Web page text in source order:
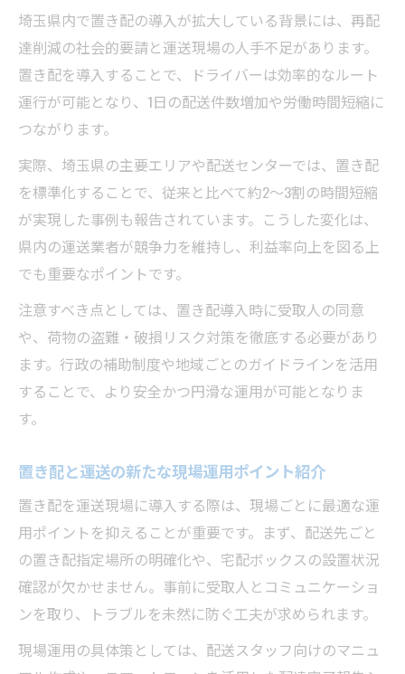
埼玉県内で置き配の導入が拡大している背景には、再配
達削減の社会的要請と運送現場の人手不足があります。
置き配を導入することで、ドライバーは効率的なルート
運行が可能となり、1日の配送件数増加や労働時間短縮に
つながります。
実際、埼玉県の主要エリアや配送センターでは、置き配
を標準化することで、従来と比べて約2～3割の時間短縮
が実現した事例も報告されています。こうした変化は、
県内の運送業者が競争力を維持し、利益率向上を図る上
でも重要なポイントです。
注意すべき点としては、置き配導入時に受取人の同意
や、荷物の盗難・破損リスク対策を徹底する必要があり
ます。行政の補助制度や地域ごとのガイドラインを活用
することで、より安全かつ円滑な運用が可能となりま
す。
置き配と運送の新たな現場運用ポイント紹介
置き配を運送現場に導入する際は、現場ごとに最適な運
用ポイントを抑えることが重要です。まず、配送先ごと
の置き配指定場所の明確化や、宅配ボックスの設置状況
確認が欠かせません。事前に受取人とコミュニケーショ
ンを取り、トラブルを未然に防ぐ工夫が求められます。
現場運用の具体策としては、配送スタッフ向けのマニュ